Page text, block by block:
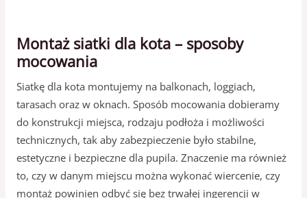
Montaż siatki dla kota – sposoby
mocowania
Siatkę dla kota montujemy na balkonach, loggiach,
tarasach oraz w oknach. Sposób mocowania dobieramy
do konstrukcji miejsca, rodzaju podłoża i możliwości
technicznych, tak aby zabezpieczenie było stabilne,
estetyczne i bezpieczne dla pupila. Znaczenie ma również
to, czy w danym miejscu można wykonać wiercenie, czy
montaż powinien odbyć się bez trwałej ingerencji w